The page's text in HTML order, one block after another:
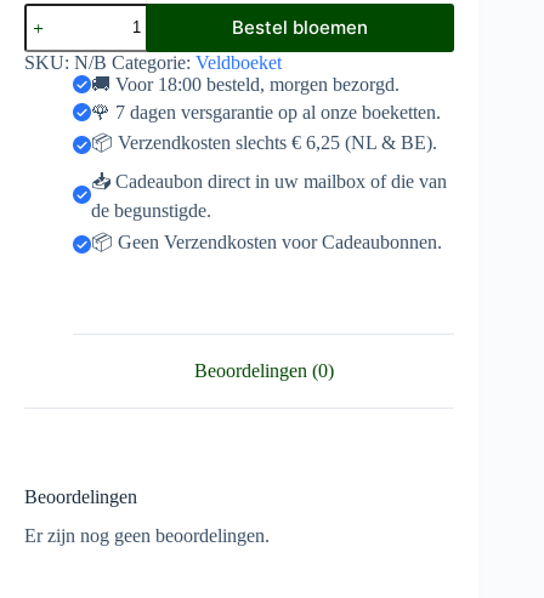
Wild
veldboeket
aantal
Bestel bloemen
SKU: N/B Categorie: Veldboeket
🚚 Voor 18:00 besteld, morgen bezorgd.
🌹 7 dagen versgarantie op al onze boeketten.
📦 Verzendkosten slechts € 6,25 (NL & BE).
📥 Cadeaubon direct in uw mailbox of die van
de begunstigde.
📦 Geen Verzendkosten voor Cadeaubonnen.
Beoordelingen (0)
Beoordelingen
Er zijn nog geen beoordelingen.